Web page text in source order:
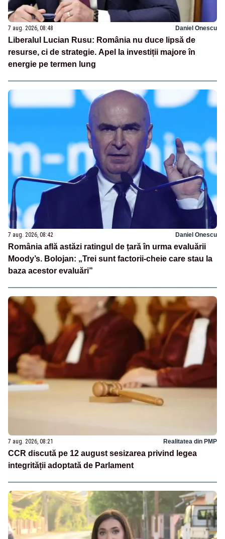
7 aug. 2026, 08:48 Daniel Onescu
Liberalul Lucian Rusu: România nu duce lipsă de
resurse, ci de strategie. Apel la investiții majore în
energie pe termen lung
7 aug. 2026, 08:42 Daniel Onescu
România află astăzi ratingul de țară în urma evaluării
Moody’s. Bolojan: „Trei sunt factorii-cheie care stau la
baza acestor evaluări”
7 aug. 2026, 08:21 Realitatea din PMP
CCR discută pe 12 august sesizarea privind legea
integrității adoptată de Parlament